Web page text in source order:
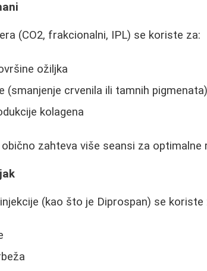
(CO2, frakcionalni, IPL) se koriste za:
ožiljka
(smanjenje crvenila ili tamnih pigmenata)
kolagena
obično zahteva više seansi za optimalne
(kao što je Diprospan) se koriste